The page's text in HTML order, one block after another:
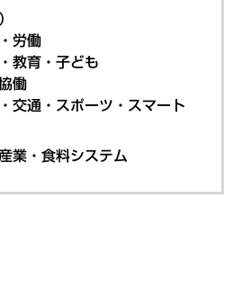
労働
教育・子ども
働
交通・スポーツ・スマート
業・食料システム